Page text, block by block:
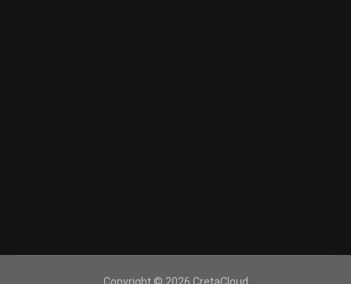
Copyright © 2026 CretaCloud